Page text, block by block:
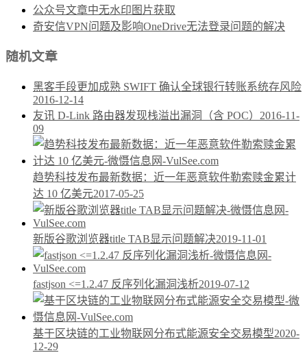
公众号文章中无水印图片获取
奇安信VPN问题及影响OneDrive无法登录问题的解决
随机文章
黑客手段更加成熟 SWIFT 确认全球银行转账系统存风险
2016-12-14
友讯 D-Link 路由器发现栈溢出漏洞（含 POC） 2016-11-
09
趋势科技发布最新数据：近一年恶意软件勒索赎金累计
达 10 亿美元2017-05-25
新版谷歌浏览器title TAB显示问题解决2019-11-01
fastjson <=1.2.47 反序列化漏洞浅析2019-07-12
基于区块链的工业物联网分布式能源安全交易模型2020-
12-29